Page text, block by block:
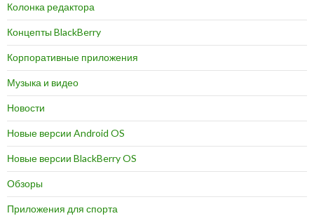
Колонка редактора
Концепты BlackBerry
Корпоративные приложения
Музыка и видео
Новости
Новые версии Android OS
Новые версии BlackBerry OS
Обзоры
Приложения для спорта